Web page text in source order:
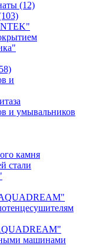
(12)
и
и умывальников
камня
стали
машинами